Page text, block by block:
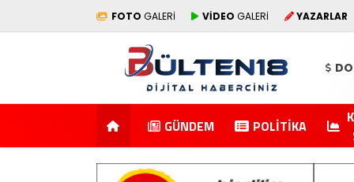
FOTO GALERİ VİDEO GALERİ YAZARLAR
GÜNDEM POLITIKA